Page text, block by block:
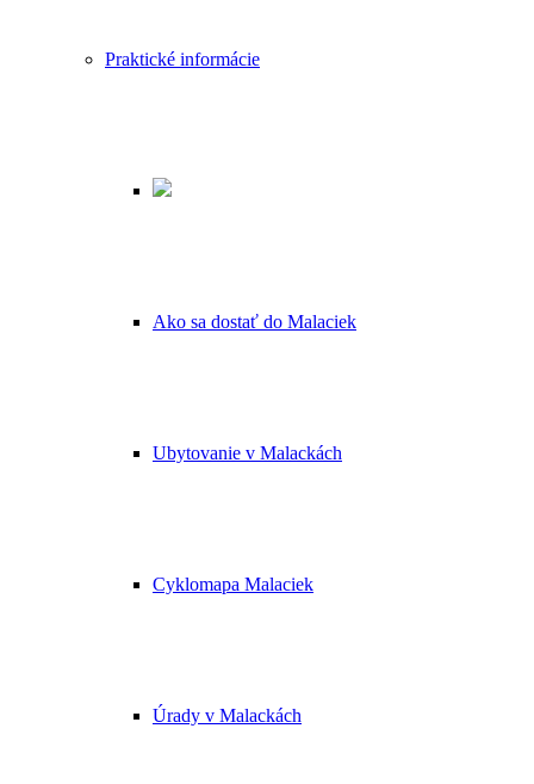
Praktické informácie
Ako sa dostať do Malaciek
Ubytovanie v Malackách
Cyklomapa Malaciek
Úrady v Malackách